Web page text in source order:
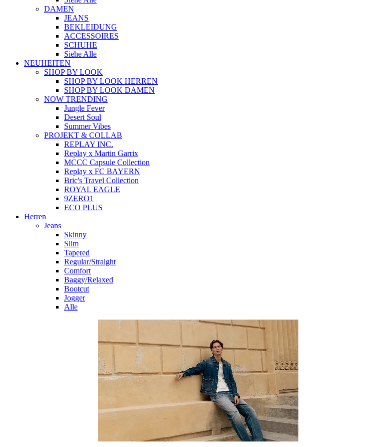
DAMEN
JEANS
BEKLEIDUNG
ACCESSOIRES
SCHUHE
Siehe Alle
NEUHEITEN
SHOP BY LOOK
SHOP BY LOOK HERREN
SHOP BY LOOK DAMEN
NOW TRENDING
Jungle Fever
Desert Soul
Summer Vibes
PROJEKT & COLLAB
REPLAY INC.
Replay x Martin Garrix
MCCC Capsule Collection
Replay x FC BAYERN
Bric's Travel Collection
ROYAL EAGLE
9ZERO1
ECO PLUS
Herren
Jeans
Skinny
Slim
Tapered
Regular/Straight
Comfort
Baggy/Relaxed
Bootcut
Jogger
Alle